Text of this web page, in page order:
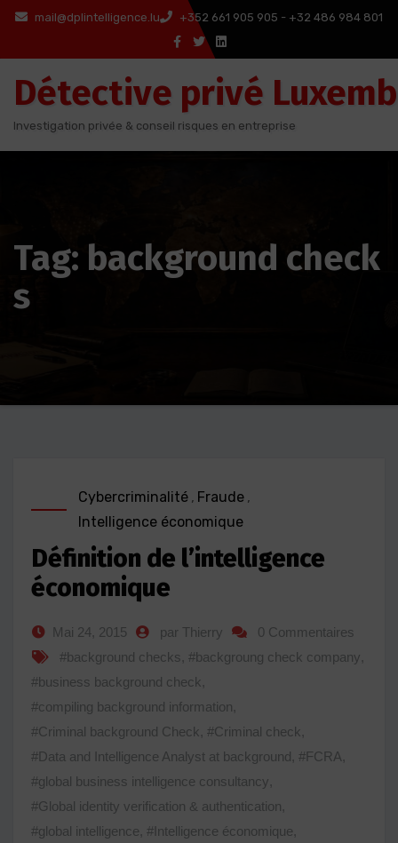
Aller
contenu
mail@dplintelligence.lu +352 661 905 905 - +32 486 984 801
Détective privé
Investigation privée & conseil risques en entreprise
Tag: background check
s
Cybercriminalité , Fraude ,
Intelligence économique
Définition de l’intelligence
économique
Mai 24, 2015 par Thierry
0 Commentaires
#background checks, #backgroung check company,
#business background check,
#compiling background information,
#Criminal background Check, #Criminal check,
#Data and Intelligence Analyst at background, #FCRA,
#global business intelligence consultancy,
#Global identity verification & authentication,
#global intelligence, #Intelligence économique,